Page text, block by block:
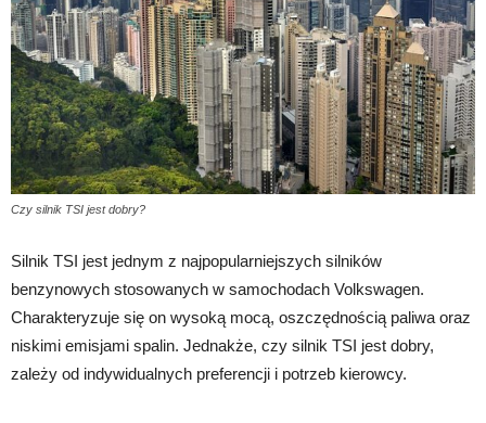
Czy silnik TSI jest dobry?
Silnik TSI jest jednym z najpopularniejszych silników
benzynowych stosowanych w samochodach Volkswagen.
Charakteryzuje się on wysoką mocą, oszczędnością paliwa oraz
niskimi emisjami spalin. Jednakże, czy silnik TSI jest dobry,
zależy od indywidualnych preferencji i potrzeb kierowcy.